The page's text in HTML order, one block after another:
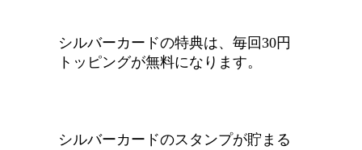
シルバーカードの特典は、毎回30円
トッピングが無料になります。
シルバーカードのスタンプが貯まる